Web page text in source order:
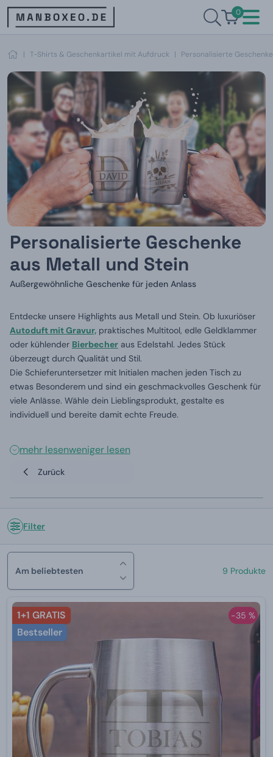
0
| T-Shirts & Geschenkartikel mit Aufdruck | Personalisierte Geschenke
Personalisierte Geschenke
aus Metall und Stein
Außergewöhnliche Geschenke für jeden Anlass
Entdecke unsere Highlights aus Metall und Stein. Ob luxuriöser
Autoduft mit Gravur, praktisches Multitool, edle Geldklammer
oder kühlender Bierbecher aus Edelstahl. Jedes Stück
überzeugt durch Qualität und Stil.
Die Schieferuntersetzer mit Initialen machen jeden Tisch zu
etwas Besonderem und sind ein geschmackvolles Geschenk für
viele Anlässe. Wähle dein Lieblingsprodukt, gestalte es
individuell und bereite damit echte Freude.
mehr lesenweniger lesen
Zurück
Filter
Am beliebtesten 9 Produkte
-35 %
1+1 GRATIS
Bestseller